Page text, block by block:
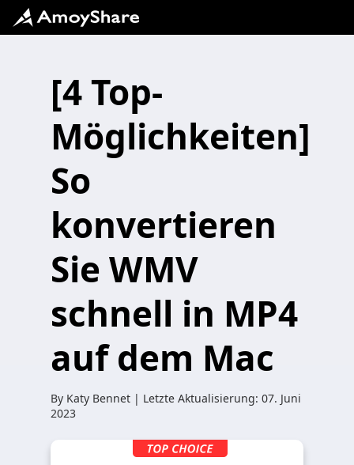
[4 Top-
Möglichkeiten]
So
konvertieren
Sie WMV
schnell in MP4
auf dem Mac
By Katy Bennet | Letzte Aktualisierung: 07. Juni
2023